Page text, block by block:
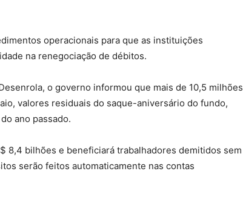
operacionais para que as instituições
na renegociação de débitos.
o governo informou que mais de 10,5 milhões
valores residuais do saque-aniversário do fundo,
ano passado.
8,4 bilhões e beneficiará trabalhadores demitidos sem
serão feitos automaticamente nas contas